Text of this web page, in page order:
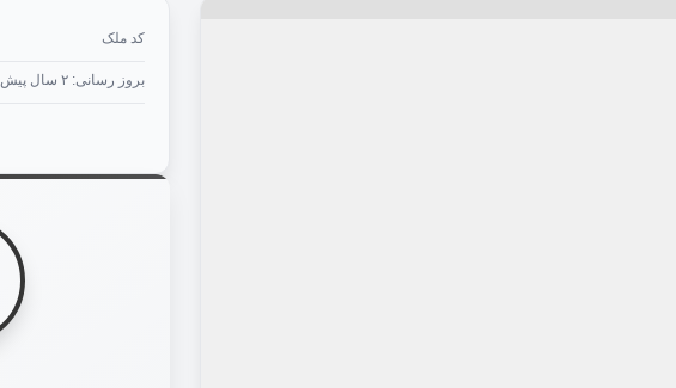
کد ملک
بروز رسانی: ۲ سال پیش